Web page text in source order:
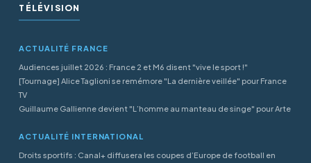
TÉLÉVISION
ACTUALITÉ FRANCE
Audiences juillet 2026 : France 2 et M6 disent "vive le sport !"
[Tournage] Alice Taglioni se remémore "La dernière veillée" pour France
TV
Guillaume Gallienne devient "L’homme au manteau de singe" pour Arte
ACTUALITÉ INTERNATIONAL
Droits sportifs : Canal+ diffusera les coupes d’Europe de football en